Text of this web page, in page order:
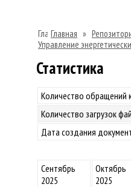
Главная »
Управление
Статистика
Количество обращений
Количество загрузок
Дата создания
Сентябрь
2025
Октябрь
2025